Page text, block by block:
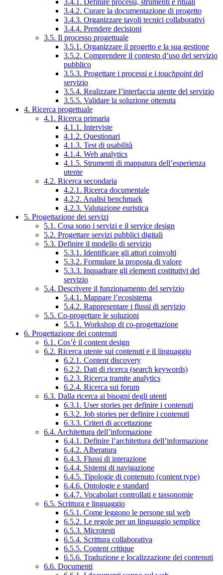
3.4.1. Definire processi, strumenti e rituali
3.4.2. Curare la documentazione di progetto
3.4.3. Organizzare tavoli tecnici collaborativi
3.4.4. Prendere decisioni
3.5. Il processo progettuale
3.5.1. Organizzare il progetto e la sua gestione
3.5.2. Comprendere il contesto d’uso del servizio
pubblico
3.5.3. Progettare i processi e i touchpointdel
servizio
3.5.4. Realizzare l’interfaccia utente del servizio
3.5.5. Validare la soluzione ottenuta
4. Ricerca progettuale
4.1. Ricerca primaria
4.1.1. Interviste
4.1.2. Questionari
4.1.3. Test di usabilità
4.1.4. Web analytics
4.1.5. Strumenti di mappatura dell’esperienza
utente
4.2. Ricerca secondaria
4.2.1. Ricerca documentale
4.2.2. Analisi benchmark
4.2.3. Valutazione euristica
5. Progettazione dei servizi
5.1. Cosa sono i servizi e il service design
5.2. Progettare servizi pubblici digitali
5.3. Definire il modello di servizio
5.3.1. Identificare gli attori coinvolti
5.3.2. Formulare la proposta di valore
5.3.3. Inquadrare gli elementi costitutivi del
servizio
5.4. Descrivere il funzionamento del servizio
5.4.1. Mappare l’ecosistema
5.4.2. Rappresentare i flussi di servizio
5.5. Co-progettare le soluzioni
5.5.1. Workshop di co-progettazione
6. Progettazione dei contenuti
6.1. Cos’è il content design
6.2. Ricerca utente sui contenuti e il linguaggio
6.2.1. Content discovery
6.2.2. Dati di ricerca (search keywords)
6.2.3. Ricerca tramite analytics
6.2.4. Ricerca sui forum
6.3. Dalla ricerca ai bisogni degli utenti
6.3.1. User stories per definire i contenuti
6.3.2. Job stories per definire i contenuti
6.3.3. Criteri di accettazione
6.4. Architettura dell’informazione
6.4.1. Definire l’architettura dell’informazione
6.4.2. Alberatura
6.4.3. Flussi di interazione
6.4.4. Sistemi di navigazione
6.4.5. Tipologie di contenuto (content type)
6.4.6. Ontologie e standard
6.4.7. Vocabolari controllati e tassonomie
6.5. Scrittura e linguaggio
6.5.1. Come leggono le persone sul web
6.5.2. Le regole per un linguaggio semplice
6.5.3. Microtesti
6.5.4. Scrittura collaborativa
6.5.5. Content critique
6.5.6. Traduzione e localizzazione dei contenuti
6.6. Documenti